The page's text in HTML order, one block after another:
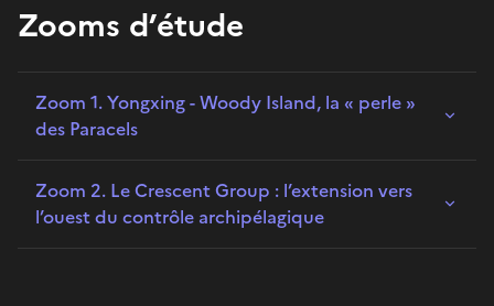
Zooms d’étude
Zoom 1. Yongxing - Woody Island, la « perle »
des Paracels
Zoom 2. Le Crescent Group : l’extension vers
l’ouest du contrôle archipélagique